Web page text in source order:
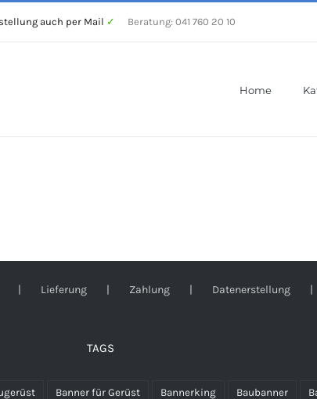
auch per Mail ✓ Beratung: 041 760 20 10
Home
Lieferung Zahlung Datenerstellung
TAGS
Banner für Gerüst Bannerking Baubanner